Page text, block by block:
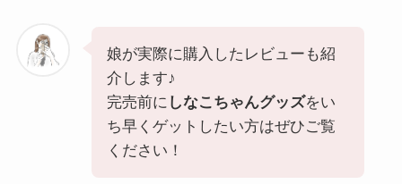
娘が実際に購入したレビューも紹
介します♪
完売前に しなこちゃんグッズをい
ち早くゲットしたい方はぜひご覧
ください！